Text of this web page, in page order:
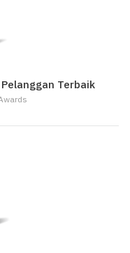
Terbaik